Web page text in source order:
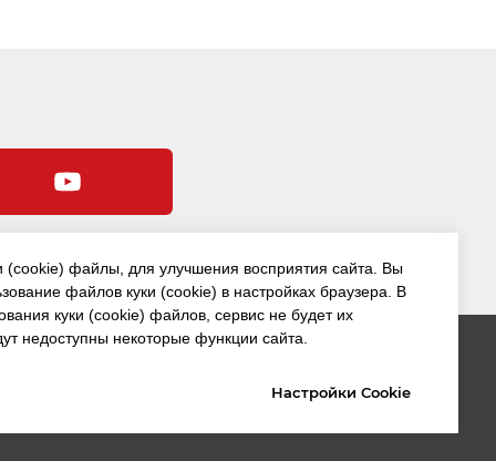
Наверх
(cookie) файлы, для улучшения восприятия сайта. Вы
файлов куки (cookie) в настройках браузера. В
куки (cookie) файлов, сервис не будет их
недоступны некоторые функции сайта.
Настройки Cookie